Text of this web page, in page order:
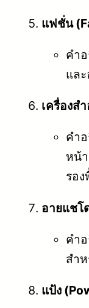
แฟชั่น
คำ
แล
เครื่องส
คำ
หน้
รอ
อายแชโ
คำ
สำ
แป้ง